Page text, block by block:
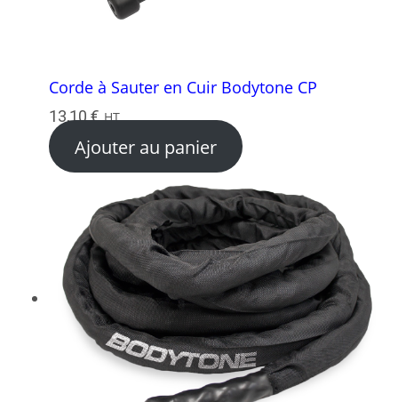
Corde à Sauter en Cuir Bodytone CP
13,10€ HT
Ajouter au panier